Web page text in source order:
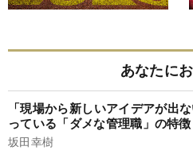
あなたに
「現場から新しいアイデアが出
っている「ダメな管理職」の特徴
坂田幸樹